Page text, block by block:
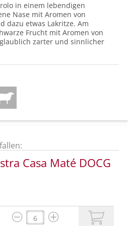
in einem lebendigen
Nase mit Aromen von
dazu etwas Lakritze. Am
Frucht mit Aromen von
zarter und sinnlicher
Casa Maté DOCG